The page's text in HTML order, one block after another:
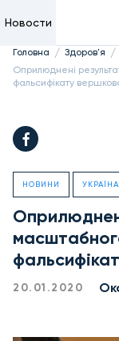
Новости
Головна / Здоров'я /
Оприлюднені
фальсифікату
НОВИНИ УКРАЇНА
20.01.2020